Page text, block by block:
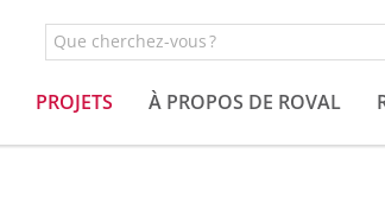
PROJETS À PROPOS DE ROVAL